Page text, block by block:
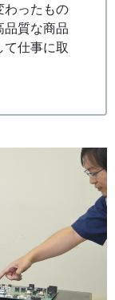
ったもの
品質な商品
仕事に取